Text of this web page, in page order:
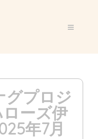
グプロジ
ーズ伊
年7月